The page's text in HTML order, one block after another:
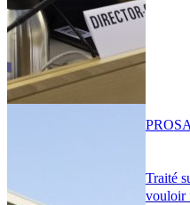
Traité
vouloir
PRO